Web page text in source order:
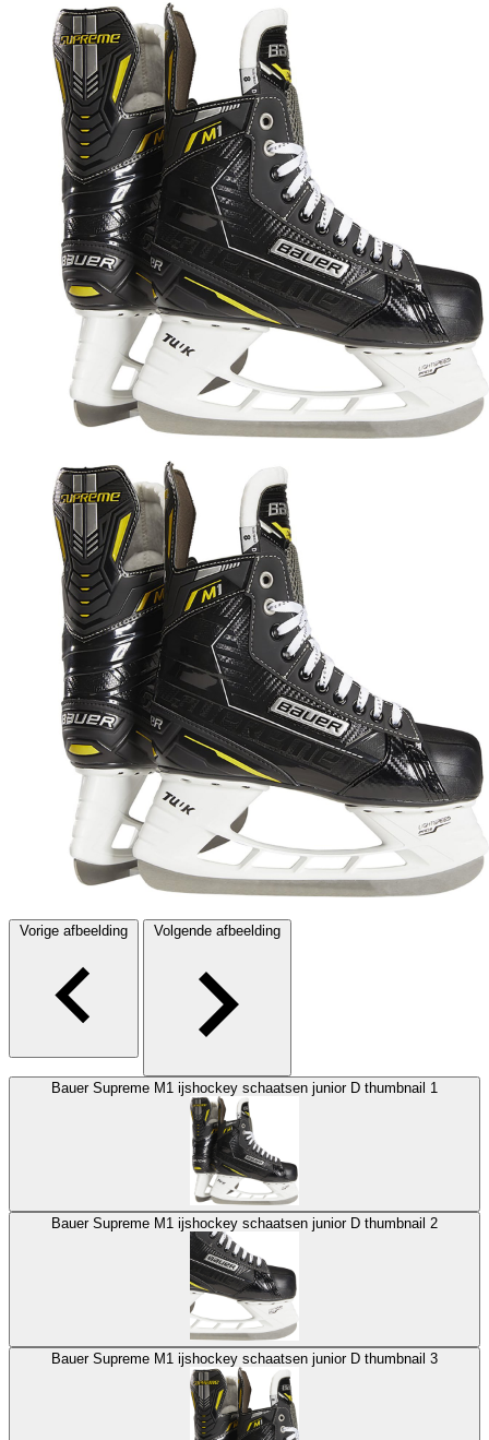
Vorige afbeelding Volgende afbeelding
Bauer Supreme M1 ijshockey schaatsen junior D thumbnail 1
Bauer Supreme M1 ijshockey schaatsen junior D thumbnail 2
Bauer Supreme M1 ijshockey schaatsen junior D thumbnail 3